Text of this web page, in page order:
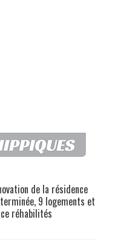
de la résidence
9 logements et
réhabilités